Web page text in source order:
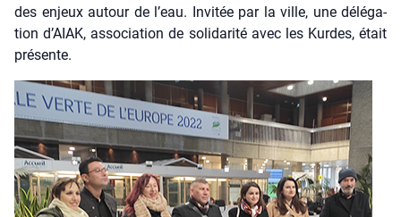
des enjeux autour de l’eau. Invi­tée par la ville, une délé­ga­
tion d’AIAK, asso­cia­tion de soli­da­ri­té avec les Kurdes, était
pré­sente.